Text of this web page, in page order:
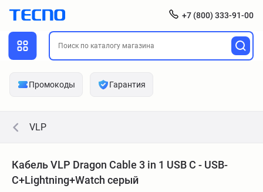
+7 (800) 333-91-00
Промокоды Гарантия
VLP
Кабель VLP Dragon Cable 3 in 1 USB С - USB-
C+Lightning+Watch серый